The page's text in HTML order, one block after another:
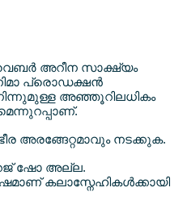
അറീന സാക്ഷ്യം
പ്രൊഡക്ഷന്‍
അഞ്ഞൂറിലധികം
നടക്കുക.
ഷോ അല്ല.
കലാസ്നേഹികള്‍ക്കായി